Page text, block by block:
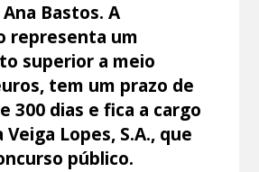
Bastos. A
representa um
superior a meio
tem um prazo de
300 dias e fica a cargo
Lopes, S.A., que
público.